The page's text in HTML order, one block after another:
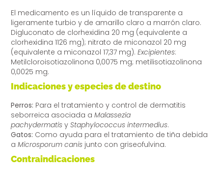
El medicamento es un líquido de transparente a
ligeramente turbio y de amarillo claro a marrón claro.
Digluconato de clorhexidina 20 mg (equivalente a
clorhexidina 1126 mg); nitrato de miconazol 20 mg
(equivalente a miconazol 17,37 mg).Excipientes:
Metilcloroisotiazolinona 0,0075 mg; metilisotiazolinona
0,0025 mg.
Indicaciones y especies de destino
Perros: Para el tratamiento y control de dermatitis
seborreica asociada aMalassezia
pachydermatis yStaphylococcusintermedius.
Gatos: Como ayuda para el tratamiento de tiña debida
aMicrosporum canis junto con griseofulvina.
Contraindicaciones